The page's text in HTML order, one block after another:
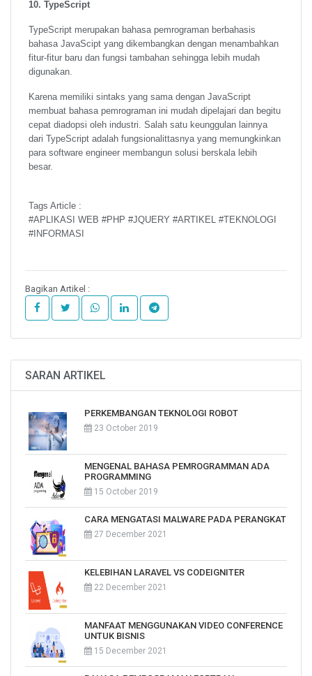
10. TypeScript
TypeScript merupakan bahasa pemrograman berbahasis
bahasa JavaScipt yang dikembangkan dengan menambahkan
fitur-fitur baru dan fungsi tambahan sehingga lebih mudah
digunakan.
Karena memiliki sintaks yang sama dengan JavaScript
membuat bahasa pemrograman ini mudah dipelajari dan begitu
cepat diadopsi oleh industri. Salah satu keunggulan lainnya
dari TypeScript adalah fungsionalittasnya yang memungkinkan
para software engineer membangun solusi berskala lebih
besar.
Tags Article :
#APLIKASI WEB #PHP #JQUERY #ARTIKEL #TEKNOLOGI
#INFORMASI
Bagikan Artikel :
SARAN ARTIKEL
PERKEMBANGAN TEKNOLOGI ROBOT
23 October 2019
MENGENAL BAHASA PEMROGRAMMAN ADA
PROGRAMMING
15 October 2019
CARA MENGATASI MALWARE PADA PERANGKAT
27 December 2021
KELEBIHAN LARAVEL VS CODEIGNITER
22 December 2021
MANFAAT MENGGUNAKAN VIDEO CONFERENCE
UNTUK BISNIS
15 December 2021